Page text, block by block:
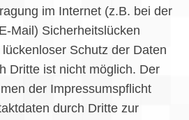
im Internet (z.B. bei der
Mail) Sicherheitslücken
Schutz der Daten
Dritte ist nicht möglich. Der
der Impressumspflicht
durch Dritte zur